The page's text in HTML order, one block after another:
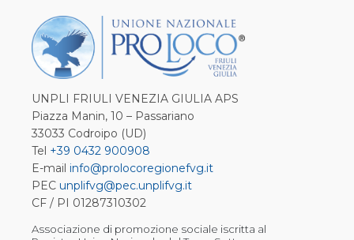
UNPLI FRIULI VENEZIA GIULIA APS
Piazza Manin, 10 – Passariano
33033 Codroipo (UD)
Tel +39 0432 900908
E-mail info@prolocoregionefvg.it
PEC unplifvg@pec.unplifvg.it
CF / PI 01287310302
Associazione di promozione sociale iscritta al